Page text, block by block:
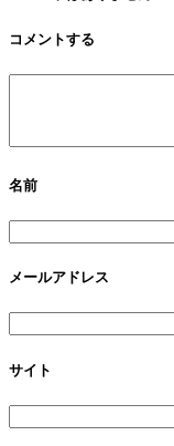
コメントする
名前
メールアドレス
サイト